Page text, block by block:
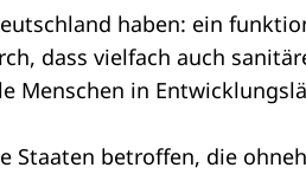
haben: ein
dass vielfach auch
Menschen in
Staaten betroffen, die